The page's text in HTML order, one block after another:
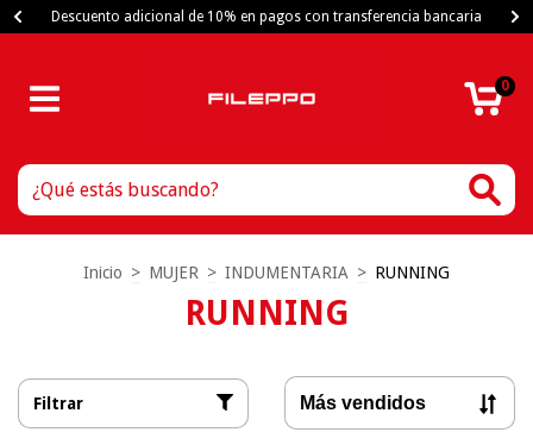
Descuento adicional de 10% en pagos con transferencia bancaria
0
Inicio > MUJER > INDUMENTARIA > RUNNING
RUNNING
Filtrar